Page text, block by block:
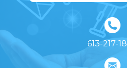
613-217-